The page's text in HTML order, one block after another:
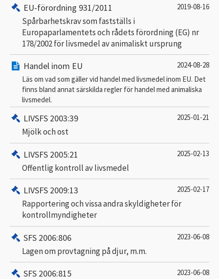
EU-förordning 931/2011 2019-08-16
Spårbarhetskrav som fastställs i
Europaparlamentets och rådets förordning (EG) nr
178/2002 för livsmedel av animaliskt ursprung
Handel inom EU
2024-08-28
Läs om vad som gäller vid handel med livsmedel inom EU. Det
finns bland annat särskilda regler för handel med animaliska
livsmedel.
LIVSFS 2003:39 2025-01-21
Mjölk och ost
LIVSFS 2005:21 2025-02-13
Offentlig kontroll av livsmedel
LIVSFS 2009:13 2025-02-17
Rapportering och vissa andra skyldigheter för
kontrollmyndigheter
SFS 2006:806 2023-06-08
Lagen om provtagning på djur, m.m.
SFS 2006:815 2023-06-08